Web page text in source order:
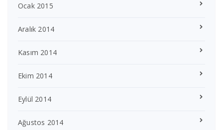
Ocak 2015
Aralık 2014
Kasım 2014
Ekim 2014
Eylül 2014
Ağustos 2014